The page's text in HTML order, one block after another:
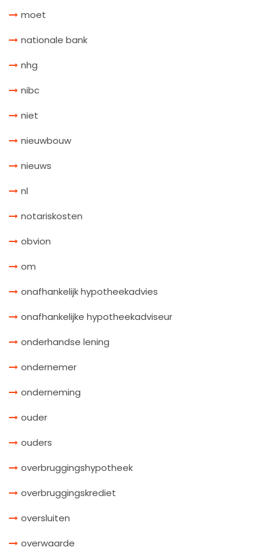
moet
nationale bank
nhg
nibc
niet
nieuwbouw
nieuws
nl
notariskosten
obvion
om
onafhankelijk hypotheekadvies
onafhankelijke hypotheekadviseur
onderhandse lening
ondernemer
onderneming
ouder
ouders
overbruggingshypotheek
overbruggingskrediet
oversluiten
overwaarde